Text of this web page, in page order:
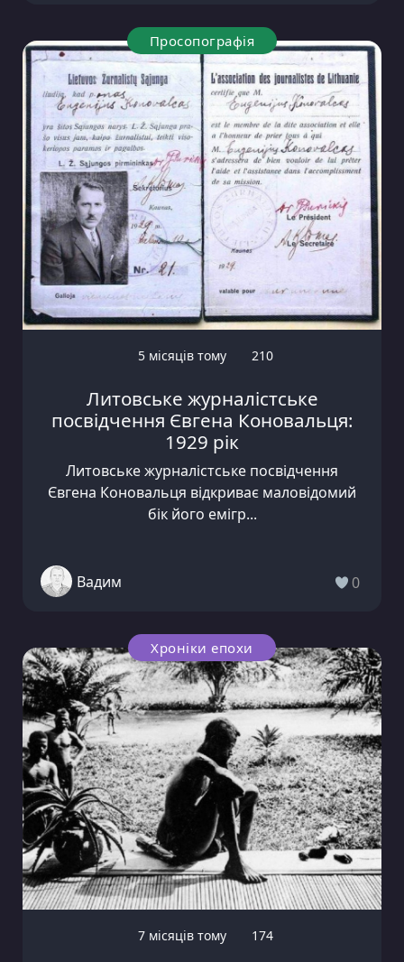
Просопографія
5 місяців тому 210
Литовське журналістське
посвідчення Євгена Коновальця:
1929 рік
Литовське журналістське посвідчення
Євгена Коновальця відкриває маловідомий
бік його емігр...
Вадим 0
Хроніки епохи
7 місяців тому 174